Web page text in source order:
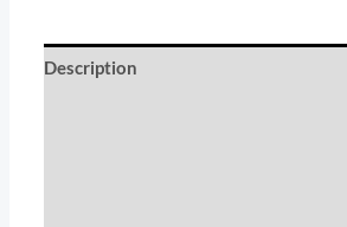
Description